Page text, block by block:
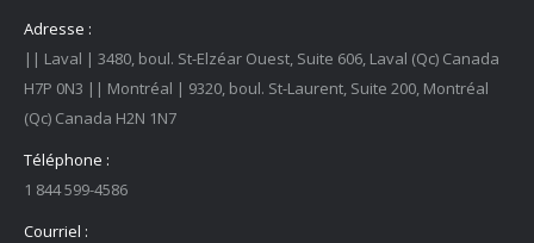
Adresse :
|| Laval | 3480, boul. St-Elzéar Ouest, Suite 606, Laval (Qc) Canada
H7P 0N3 || Montréal | 9320, boul. St-Laurent, Suite 200, Montréal
(Qc) Canada H2N 1N7
Téléphone :
1 844 599-4586
Courriel :